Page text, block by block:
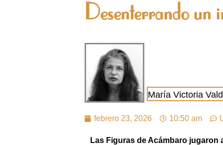
Desenterrando un
María Victoria
febrero 23, 2026 10:50 am
Las Figuras de Acámbaro jugaron